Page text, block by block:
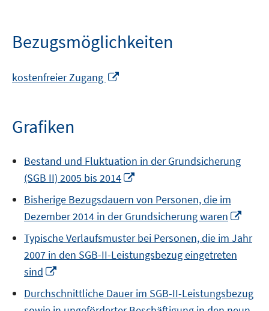
Bezugsmöglichkeiten
kostenfreier Zugang
Grafiken
Bestand und Fluktuation in der Grundsicherung
(SGB II) 2005 bis 2014
Fenster
öffnen
Bisherige Bezugsdauern von Personen, die im
Dezember 2014 in der Grundsicherung waren
Typische Verlaufsmuster bei Personen, die im Jahr
2007 in den SGB-II-Leistungsbezug eingetreten
sind
Fenster
Durchschnittliche Dauer im SGB-II-Leistungsbezug